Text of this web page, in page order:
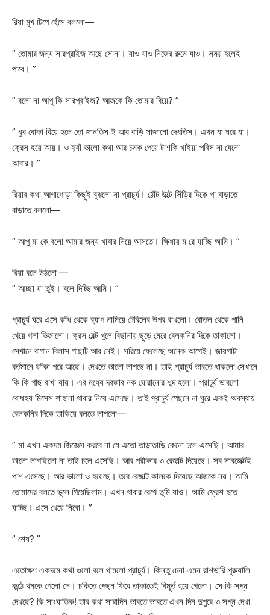
রিয়া মুখ টিপে হেঁসে বললো—
” তোমার জন্য সারপ্রাইজ আছে সোনা। যাও যাও নিজের রুমে যাও। সময় হলেই
পাবে। ”
” বলো না আপু কি সারপ্রাইজ? আজকে কি তোমার বিয়ে? ”
” ধুর বোকা বিয়ে হলে তো জানতিস ই আর বাড়ি সাজানো দেখতিস। এখন যা ঘরে যা।
ফ্রেস হয়ে আয়। ও হ্যাঁ ভালো কথা আর চমক পেয়ে টাশকি খাইয়া পরিস না যেনো
আবার। ”
রিয়ার কথা আগাগোড়া কিছুই বুঝলো না প্রাচুর্য। ঠোঁট উল্টে সিঁড়ির দিকে পা বাড়াতে
বাড়াতে বললো—
” আপু মা কে বলো আমার জন্য খাবার নিয়ে আসতে। ক্ষিধায় ম রে যাচ্ছি আমি। ”
রিয়া বলে উঠলো —
” আচ্ছা যা তুই। বলে দিচ্ছি আমি। ”
প্রাচুর্য ঘরে এসে কাঁধ থেকে ব্যাগ নামিয়ে টেবিলের উপর রাখলো। বোতল থেকে পানি
খেয়ে গলা ভিজালো। ক্রস বেল্ট খুলে বিছানায় ছুড়ে মেরে বেলকনির দিকে তাকালো।
সেখানে বাগান বিলাস গাছটি আর নেই। সরিয়ে ফেলেছে অনেক আগেই। জায়গাটা
বর্তমানে ফাঁকা পরে আছে। দেখতে ভালো লাগছে না। তাই প্রাচুর্য ভাবতে থাকলো সেখানে
কি কি গাছ রাখা যায়। এর মধ্যে দরজার নক ঘোরানোর শব্দ হলো। প্রাচুর্য ভাবলো
বোধহয় মিসেস শাহানা খাবার নিয়ে এসেছে। তাই প্রাচুর্য পেছনে না ঘুরে একই অবস্থায়
বেলকনির দিকে তাকিয়ে বলতে লাগলো—
” মা এখন একদম জিজ্ঞেস করবে না যে এতো তাড়াতাড়ি কেনো চলে এসেছি। আমার
ভালো লাগছিলো না তাই চলে এসেছি। আর পরীক্ষার ও রেজাল্ট দিয়েছে। সব সাবজেক্টই
পাশ এসেছে। আর ভালো ও হয়েছে। তবে রেজাল্ট কালকে দিয়েছে আজকে নয়। আমি
তোমাদের বলতে ভুলে গিয়েছিলাম। এখন খাবার রেখে তুমি যাও। আমি ফ্রেশ হতে
যাচ্ছি। এসে খেয়ে নিবো। ”
” শেষ? ”
এতোক্ষণ একদমে কথা গুলো বলে থামলো প্রাচুর্য। কিন্তু চেনা এমন রাশভারি পুরুষালি
কন্ঠে থমকে গেলো সে। চকিতে পেছন ফিরে তাকাতেই বিমূর্ত হয়ে গেলো। সে কি সপ্ন
দেখছে? কি সাংঘাতিক! তার কথা সারাদিন ভাবতে ভাবতে এখন দিন দুপুরে ও সপ্ন দেখা